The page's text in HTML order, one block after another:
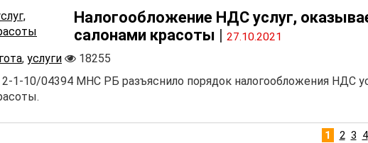
Налогообложение НДС услуг,
салонами красоты |27.10.2021
, услуги
18255
1-10/04394 МНС РБ разъяснило порядок налогообложения НДС
1 2 3 4